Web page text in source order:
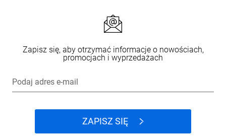
Zapisz się, aby otrzymać informacje o nowościach,
promocjach i wyprzedażach
Podaj adres e-mail
ZAPISZ SIĘ